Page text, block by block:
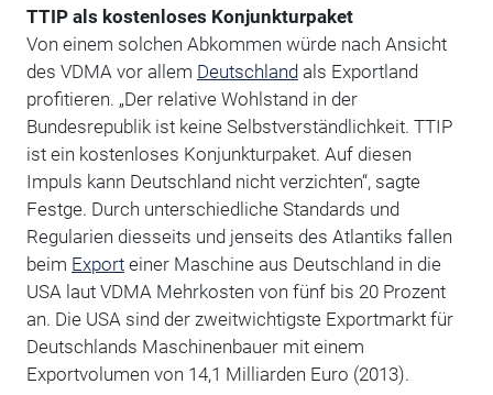
TTIP als kostenloses Konjunkturpaket
Von einem solchen Abkommen würde nach Ansicht
des VDMA vor allem Deutschlandals Exportland
profitieren. „Der relative Wohlstand in der
Bundesrepublik ist keine Selbstverständlichkeit. TTIP
ist ein kostenloses Konjunkturpaket. Auf diesen
Impuls kann Deutschland nicht verzichten“, sagte
Festge. Durch unterschiedliche Standards und
Regularien diesseits und jenseits des Atlantiks fallen
beim Exporteiner Maschine aus Deutschland in die
USA laut VDMA Mehrkosten von fünf bis 20 Prozent
an. Die USA sind der zweitwichtigste Exportmarkt für
Deutschlands Maschinenbauer mit einem
Exportvolumen von 14,1 Milliarden Euro (2013).